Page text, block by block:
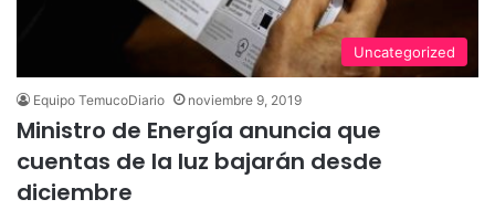
Uncategorized
Equipo TemucoDiario noviembre 9, 2019
Ministro de Energía anuncia que
cuentas de la luz bajarán desde
diciembre